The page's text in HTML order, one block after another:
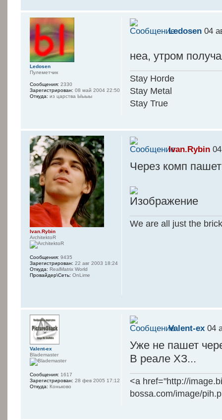
Ledosen 04
неа, утром
Stay Horde
Stay Metal
Stay True
Ledosen
Пулеметчик
Сообщения: 2330
Зарегистрирован: 08 май 2004 22:50
Откуда: из царства Ыыыы
Ivan.Rybin
Через комп
We are all just the
Ivan.Rybin
ArchitektoR
Сообщения: 9435
Зарегистрирован: 22 авг 2003 18:24
Откуда: RealMatrix World
Провайдер\Сеть: OnLime
Valent-ex 04
Уже не пашет
В реале ХЗ...
<a href="http://
bossa.com/image/
Valent-ex
Blademaster
Сообщения: 1617
Зарегистрирован: 28 фев 2005 17:12
Откуда: Коньково